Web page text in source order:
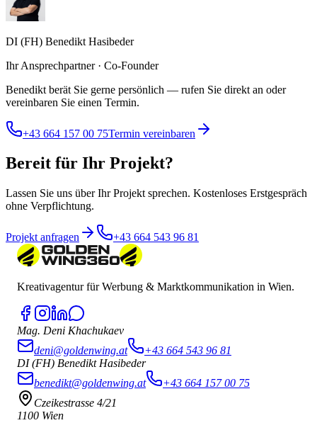
DI (FH) Benedikt Hasibeder
Ihr Ansprechpartner · Co-Founder
Benedikt berät Sie gerne persönlich — rufen Sie direkt an oder
vereinbaren Sie einen Termin.
+43 664 157 00 75Termin vereinbaren
Bereit für Ihr Projekt?
Lassen Sie uns über Ihr Projekt sprechen. Kostenloses Erstgespräch
ohne Verpflichtung.
Projekt anfragen +43 664 543 96 81
Kreativagentur für Werbung & Marktkommunikation in Wien.
Mag. Deni Khachukaev
deni@goldenwing.at
+43 664 543 96 81
DI (FH) Benedikt Hasibeder
benedikt@goldenwing.at
+43 664 157 00 75
Czeikestrasse 4/21
1100 Wien